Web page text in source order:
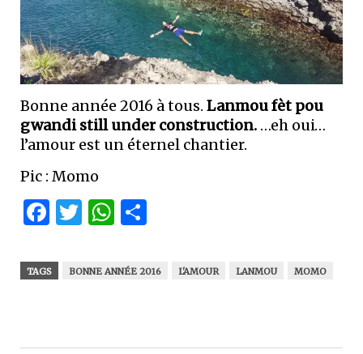
Bonne année 2016 à tous. Lanmou fèt pou
gwandi still under construction. …eh oui…
l’amour est un éternel chantier.
Pic : Momo
Facebook
Twitter
WhatsApp
TAGS BONNE ANNÉE 2016 L'AMOUR LANMOU MOMO